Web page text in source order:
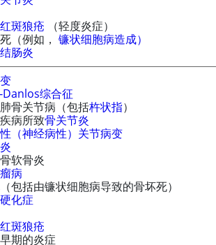
斑狼疮 （轻度炎症）
（例如， 镰状细胞病造成）
肠炎
综合征
骨关节病（包括杵状指）
病所致骨关节炎
（神经病性）关节病变
软骨炎
病
（包括由镰状细胞病导致的骨坏死）
化症
斑狼疮
期的炎症